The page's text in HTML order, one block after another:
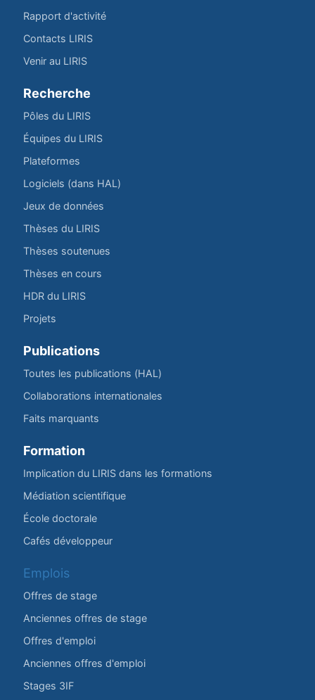
Rapport d'activité
Contacts LIRIS
Venir au LIRIS
Recherche
Pôles du LIRIS
Équipes du LIRIS
Plateformes
Logiciels (dans HAL)
Jeux de données
Thèses du LIRIS
Thèses soutenues
Thèses en cours
HDR du LIRIS
Projets
Publications
Toutes les publications (HAL)
Collaborations internationales
Faits marquants
Formation
Implication du LIRIS dans les formations
Médiation scientifique
École doctorale
Cafés développeur
Emplois
Offres de stage
Anciennes offres de stage
Offres d'emploi
Anciennes offres d'emploi
Stages 3IF